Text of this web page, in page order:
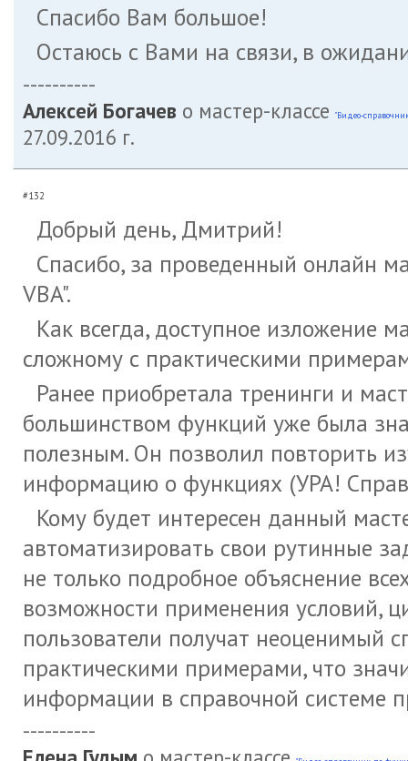
Спасибо Вам большое!
Остаюсь с Вами на связи, в
----------
Алексей Богачев о мастер-классе "Видео-
27.09.2016 г.
#132
Добрый день, Дмитрий!
Спасибо, за проведенный онлайн
VBA".
Как всегда, доступное изложение
сложному с практическими
Ранее приобретала тренинги и
большинством функций уже была
полезным. Он позволил повторить
информацию о функциях (УРА!
Кому будет интересен данный
автоматизировать свои рутинные
не только подробное объяснение
возможности применения условий,
пользователи получат неоценимый
практическими примерами, что
информации в справочной системе
----------